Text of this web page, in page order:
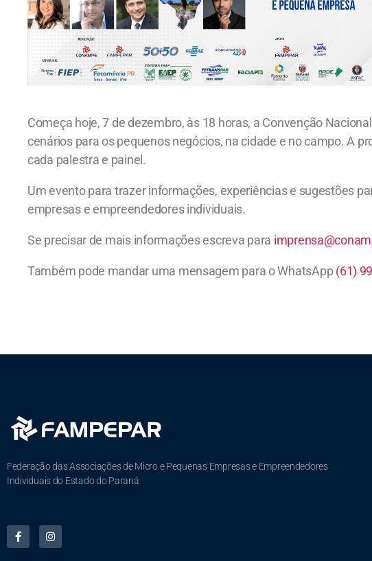
Começa hoje, 7 de dezembro, às 18 horas, a Convenção
cenários para os pequenos negócios, na cidade e no campo. A
cada palestra e painel.
Um evento para trazer informações, experiências e sugestões
empresas e empreendedores individuais.
Se precisar de mais informações escreva para
Também pode mandar uma mensagem para o WhatsApp(61)
Federação das Associações de Micro e Pequenas Empresas e Empreendedores
Individuais do Estado do Paraná